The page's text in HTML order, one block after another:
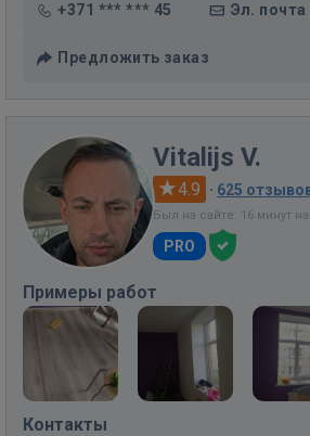
+371 *** *** 45 Эл. почта
Предложить заказ
Vitalijs V.
4.9 · 625
Был на сайте: 16 минут
PRO
Примеры работ
Контакты